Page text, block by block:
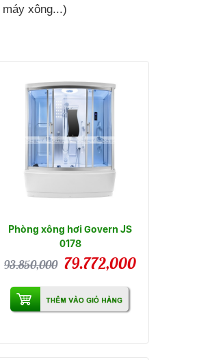
xông...)
Phòng xông hơi Govern JS
0178
93.850,000 79.772,000